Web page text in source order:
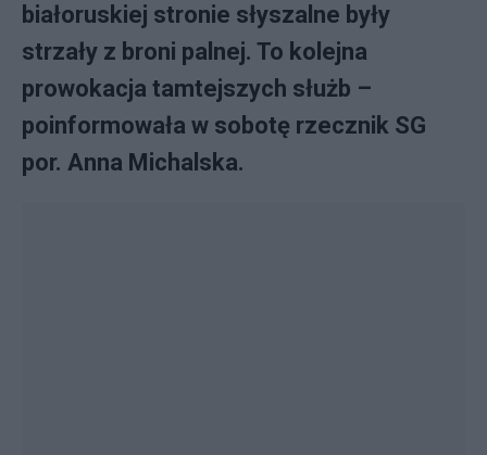
białoruskiej stronie słyszalne były
strzały z broni palnej. To kolejna
prowokacja tamtejszych służb –
poinformowała w sobotę rzecznik SG
por. Anna Michalska.